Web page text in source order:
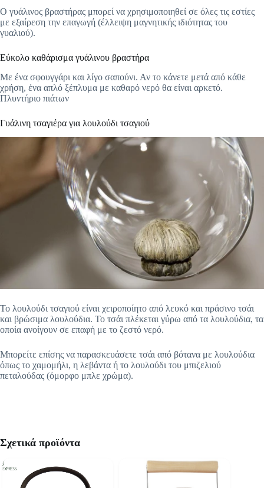
Ο γυάλινος βραστήρας μπορεί να χρησιμοποιηθεί σε όλες τις εστίες
με εξαίρεση την επαγωγή (έλλειψη μαγνητικής ιδιότητας του
γυαλιού).
Εύκολο καθάρισμα γυάλινου βραστήρα
Με ένα σφουγγάρι και λίγο σαπούνι. Αν το κάνετε μετά από κάθε
χρήση, ένα απλό ξέπλυμα με καθαρό νερό θα είναι αρκετό.
Πλυντήριο πιάτων
Γυάλινη τσαγιέρα για λουλούδι τσαγιού
Το λουλούδι τσαγιού είναι χειροποίητο από λευκό και πράσινο τσάι
και βρώσιμα λουλούδια. Το τσάι πλέκεται γύρω από τα λουλούδια, τα
οποία ανοίγουν σε επαφή με το ζεστό νερό.
Μπορείτε επίσης να παρασκευάσετε τσάι από βότανα με λουλούδια
όπως το χαμομήλι, η λεβάντα ή το λουλούδι του μπιζελιού
πεταλούδας (όμορφο μπλε χρώμα).
Σχετικά προϊόντα